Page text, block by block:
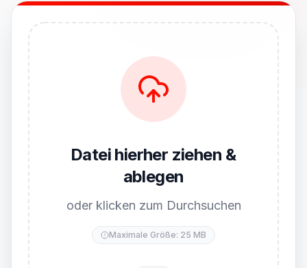
Datei hierher ziehen &
ablegen
oder klicken zum Durchsuchen
Maximale Größe: 25 MB